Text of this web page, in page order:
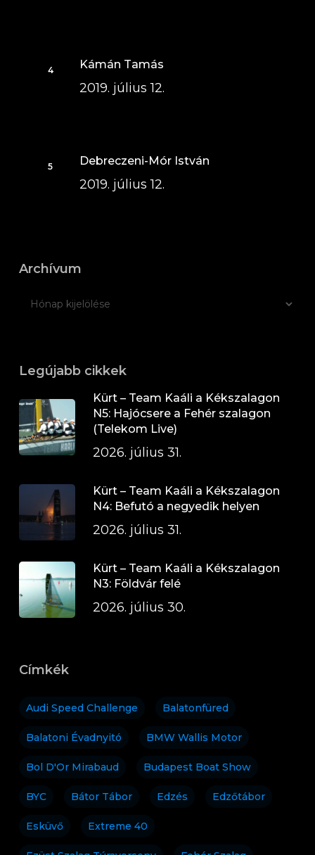
Kámán Tamás
2019. július 12.
Debreczeni-Mór István
2019. július 12.
Archívum
Legújabb cikkek
Kürt – Team Kaáli a Kékszalagon
N5: Hajócsere a Fehér szalagon
(Telekom Live)
2026. július 31.
Kürt – Team Kaáli a Kékszalagon
N4: Befutó a negyedik helyen
2026. július 31.
Kürt – Team Kaáli a Kékszalagon
N3: Földvár felé
2026. július 30.
Címkék
Audi Speed Challenge Balatonfüred
Balatoni Évadnyitó BMW Wallis Motor
Bol D'Or Mirabaud Budapest Boat Show
BYC Bátor Tábor Edzés Edzőtábor
Esküvő Extreme 40